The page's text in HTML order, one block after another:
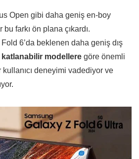
Open gibi daha geniş en-boy
farkı ön plana çıkardı.
Fold 6’da beklenen daha geniş dış
katlanabilir modellere göre önemli
deneyimi vadediyor ve